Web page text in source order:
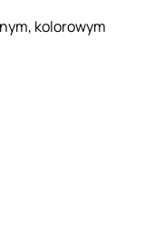
kolorowym